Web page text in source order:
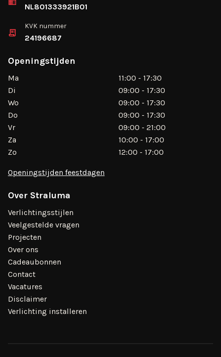
NL801333921B01
KVK nummer
24196687
Openingstijden
Ma
11:00 - 17:30
Di
09:00 - 17:30
Wo
09:00 - 17:30
Do
09:00 - 17:30
Vr
09:00 - 21:00
Za
10:00 - 17:00
Zo
12:00 - 17:00
Openingstijden feestdagen
Over Straluma
Verlichtingsstijlen
Veelgestelde vragen
Projecten
Over ons
Cadeaubonnen
Contact
Vacatures
Disclaimer
Verlichting installeren